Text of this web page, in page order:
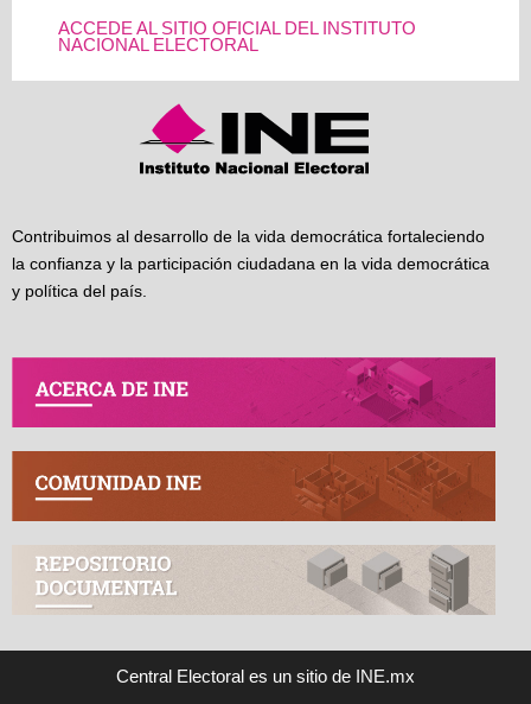
ACCEDE AL SITIO OFICIAL DEL INSTITUTO
NACIONAL ELECTORAL
Contribuimos al desarrollo de la vida democrática fortaleciendo
la confianza y la participación ciudadana en la vida democrática
y política del país.
Central Electoral es un sitio de INE.mx